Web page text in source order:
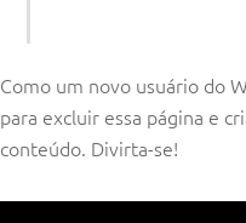
Como um novo usuário do
para excluir essa página e
conteúdo. Divirta-se!